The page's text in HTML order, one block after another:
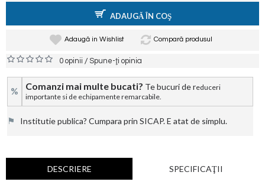
ADAUGĂ ÎN COŞ
Adaugă in Wishlist Compară produsul
0 opinii /Spune-ţi opinia
% Comanzi mai multe bucati? Te bucuri de reduceri
importante si de echipamente remarcabile.
⚑ Institutie publica? Cumpara prin SICAP. E atat de simplu.
DESCRIERE SPECIFICAŢII